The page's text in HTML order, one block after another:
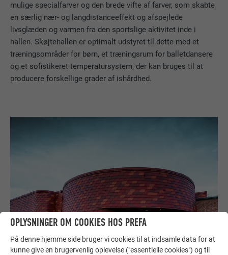
mulige specialfarver og den brede vifte af farver, som skabte
en særlig nær- og langdistanceeffekt og afspejlede
livsglæden og varmen fra den sportslige aktivitet inde i
hallen. Skøjtehallen er optimalt udstyret til dette med et
træningsområder for børn, et træningsrum for balletdansere
og et sofistikeret temperatursystem, der kan bruges til at
producere forskellige grader af ishårdhed.
OPLYSNINGER OM COOKIES HOS PREFA
På denne hjemme side bruger vi cookies til at indsamle data for at
kunne give en brugervenlig oplevelse ("essentielle cookies") og til